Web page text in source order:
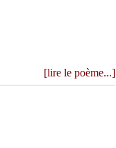
[lire le poème...]